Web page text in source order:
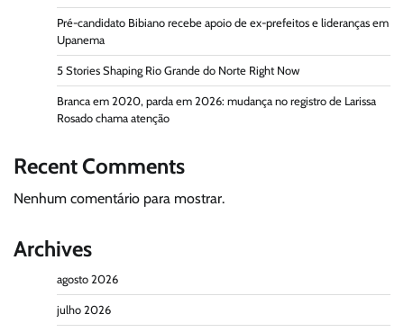
Pré-candidato Bibiano recebe apoio de ex-prefeitos e lideranças em
Upanema
5 Stories Shaping Rio Grande do Norte Right Now
Branca em 2020, parda em 2026: mudança no registro de Larissa
Rosado chama atenção
Recent Comments
Nenhum comentário para mostrar.
Archives
agosto 2026
julho 2026